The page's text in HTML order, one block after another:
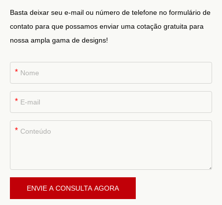
Basta deixar seu e-mail ou número de telefone no formulário de
contato para que possamos enviar uma cotação gratuita para
nossa ampla gama de designs!
*
*
*
ENVIE A CONSULTA AGORA